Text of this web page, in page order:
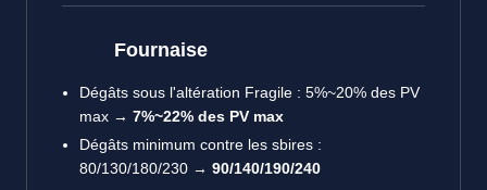
Fournaise
Dégâts sous l'altération Fragile : 5%~20% des PV
max → 7%~22% des PV max
Dégâts minimum contre les sbires :
80/130/180/230 → 90/140/190/240